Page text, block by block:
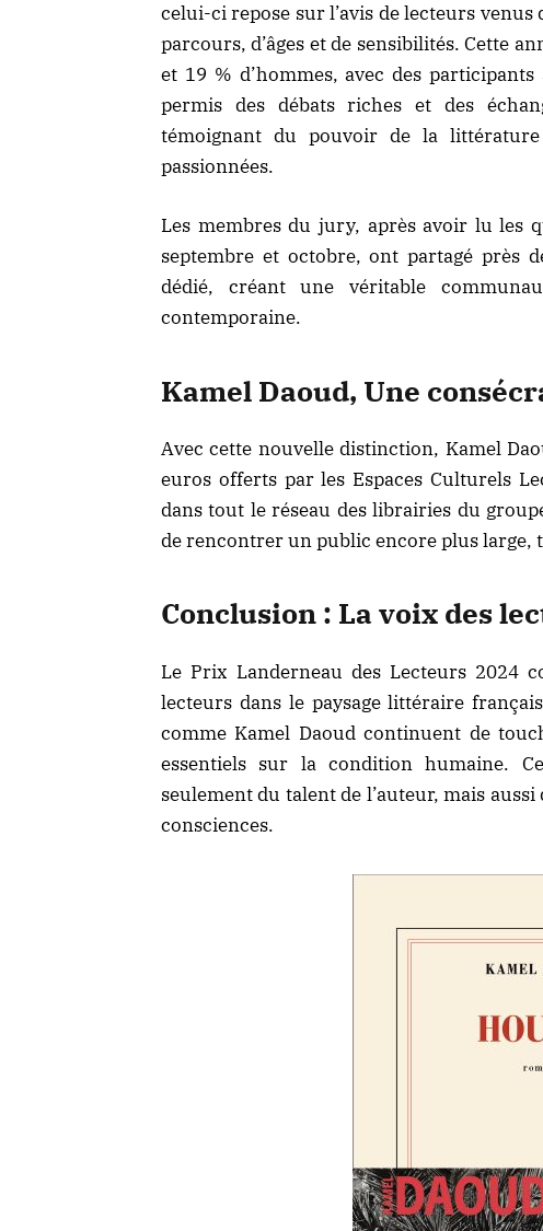
celui-ci repose sur l’avis de lecteurs
parcours, d’âges et de sensibilités. Cette
et 19 % d’hommes, avec des
permis des débats riches et des
témoignant du pouvoir de la
passionnées.
Les membres du jury, après avoir lu les
septembre et octobre, ont partagé près
dédié, créant une véritable
contemporaine.
Kamel Daoud, Une
Avec cette nouvelle distinction, Kamel
euros offerts par les Espaces Culturels
dans tout le réseau des librairies du
de rencontrer un public encore plus large,
Conclusion : La voix des
Le Prix Landerneau des Lecteurs 2024
lecteurs dans le paysage littéraire
comme Kamel Daoud continuent de
essentiels sur la condition humaine.
seulement du talent de l’auteur, mais
consciences.